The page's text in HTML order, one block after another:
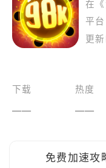
平台
更新
下载
——
热度
——
免费加速攻